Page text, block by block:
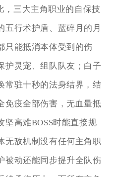
，三大主角职业的自保技
五行术护盾、蓝碎月的月
只能抵消本体受到的伤
护灵宠、组队队友；白子
常驻十秒的法身结界，结
免疫全部伤害，无血量抵
坚高难BOSS时能直接规
无敌机制没有任何主角职
被动还能同步提升全队伤